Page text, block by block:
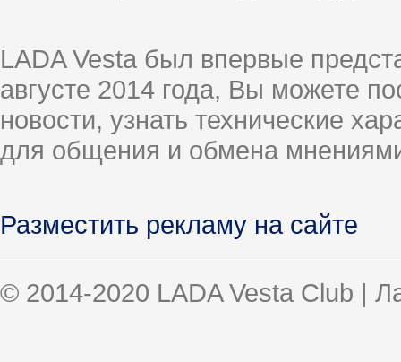
LADA Vesta был впервые
августе 2014 года, Вы можете
новости, узнать технические
для общения и обмена
Разместить рекламу на сайте
© 2014-2020 LADA Vesta Club |